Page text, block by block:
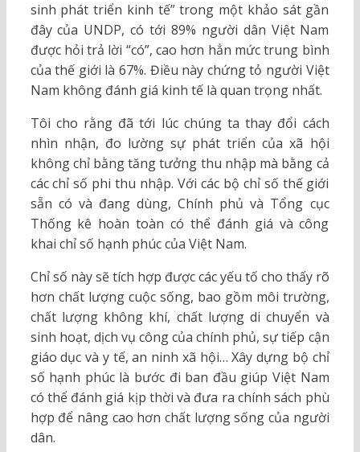
sinh phát triển kinh tế” trong một khảo sát gần
đây của UNDP, có tới 89% người dân Việt Nam
được hỏi trả lời “có”, cao hơn hẳn mức trung bình
của thế giới là 67%. Điều này chứng tỏ người Việt
Nam không đánh giá kinh tế là quan trọng nhất.
Tôi cho rằng đã tới lúc chúng ta thay đổi cách
nhìn nhận, đo lường sự phát triển của xã hội
không chỉ bằng tăng tưởng thu nhập mà bằng cả
các chỉ số phi thu nhập. Với các bộ chỉ số thế giới
sẵn có và đang dùng, Chính phủ và Tổng cục
Thống kê hoàn toàn có thể đánh giá và công
khai chỉ số hạnh phúc của Việt Nam.
Chỉ số này sẽ tích hợp được các yếu tố cho thấy rõ
hơn chất lượng cuộc sống, bao gồm môi trường,
chất lượng không khí, chất lượng di chuyển và
sinh hoạt, dịch vụ công của chính phủ, sự tiếp cận
giáo dục và y tế, an ninh xã hội… Xây dựng bộ chỉ
số hạnh phúc là bước đi ban đầu giúp Việt Nam
có thể đánh giá kịp thời và đưa ra chính sách phù
hợp để nâng cao hơn chất lượng sống của người
dân.